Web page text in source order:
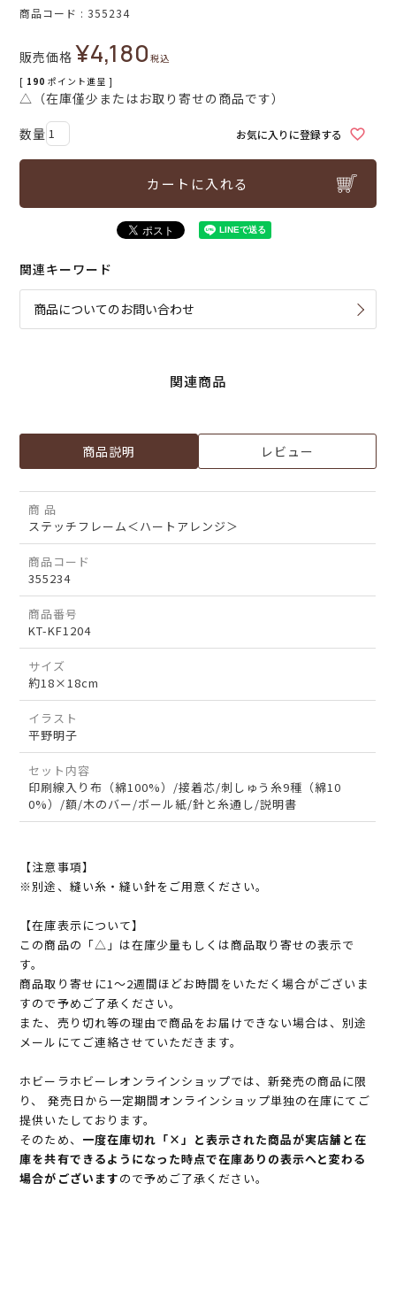
商品コード 355234
販売価格 ¥4,180税込
[ 190 ポイント進呈 ]
△（在庫僅少またはお取り寄せの商品です）
お気に入りに登録する
カートに入れる
関連キーワード
商品についてのお問い合わせ
関連商品
商品説明 レビュー
商 品
ステッチフレーム＜ハートアレンジ＞
商品コード
355234
商品番号
KT-KF1204
サイズ
約18×18cm
イラスト
平野明子
セット内容
印刷線入り布（綿100%）/接着芯/刺しゅう糸9種（綿10
0%）/額/木のバー/ボール紙/針と糸通し/説明書
【注意事項】
※別途、縫い糸・縫い針をご用意ください。
【在庫表示について】
この商品の「△」は在庫少量もしくは商品取り寄せの表示で
す。
商品取り寄せに1～2週間ほどお時間をいただく場合がございま
すので予めご了承ください。
また、売り切れ等の理由で商品をお届けできない場合は、別途
メールにてご連絡させていただきます。
ホビーラホビーレオンラインショップでは、新発売の商品に限
り、 発売日から一定期間オンラインショップ単独の在庫にてご
提供いたしております。
そのため、 一度在庫切れ「×」と表示された商品が実店舗と在
庫を共有できるようになった時点で在庫ありの表示へと変わる
場合がございますので予めご了承ください。